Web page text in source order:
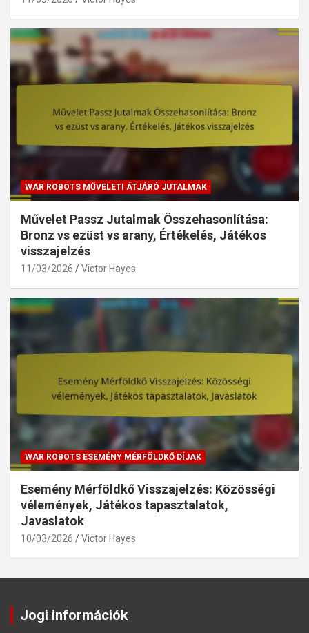
WAR ROBOTS MŰVELETI ÁTJÁRÓ JUTALMAK
Művelet Passz Jutalmak Összehasonlítása:
Bronz vs ezüst vs arany, Értékelés, Játékos
visszajelzés
11/03/2026 Victor Hayes
WAR ROBOTS ESEMÉNY MÉRFÖLDKŐ DÍJAK
Esemény Mérföldkő Visszajelzés: Közösségi
vélemények, Játékos tapasztalatok,
Javaslatok
10/03/2026 Victor Hayes
Jogi információk